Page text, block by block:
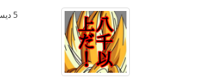
5 ديسمبر، 2017 4:13:13 م